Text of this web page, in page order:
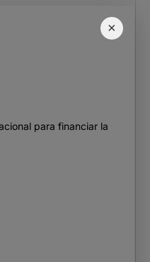
×
para financiar la